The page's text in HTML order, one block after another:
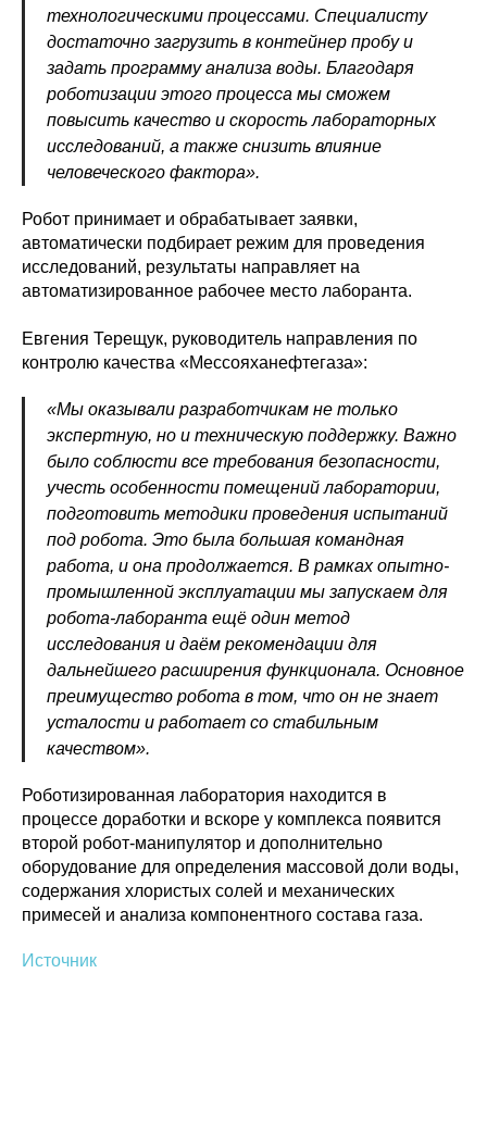
технологическими процессами. Специалисту
достаточно загрузить в контейнер пробу и
задать программу анализа воды. Благодаря
роботизации этого процесса мы сможем
повысить качество и скорость лабораторных
исследований, а также снизить влияние
человеческого фактора».
Робот принимает и обрабатывает заявки,
автоматически подбирает режим для проведения
исследований, результаты направляет на
автоматизированное рабочее место лаборанта.
Евгения Терещук, руководитель направления по
контролю качества «Мессояханефтегаза»:
«Мы оказывали разработчикам не только
экспертную, но и техническую поддержку. Важно
было соблюсти все требования безопасности,
учесть особенности помещений лаборатории,
подготовить методики проведения испытаний
под робота. Это была большая командная
работа, и она продолжается. В рамках опытно-
промышленной эксплуатации мы запускаем для
робота-лаборанта ещё один метод
исследования и даём рекомендации для
дальнейшего расширения функционала. Основное
преимущество робота в том, что он не знает
усталости и работает со стабильным
качеством».
Роботизированная лаборатория находится в
процессе доработки и вскоре у комплекса появится
второй робот-манипулятор и дополнительно
оборудование для определения массовой доли воды,
содержания хлористых солей и механических
примесей и анализа компонентного состава газа.
Источник
© 2015-2026 НАУРР. Все права защищены. При использовании материалов
ссылка на ROBOTUNION.RU — обязательна
При использовании материалов ссылка на ROBOTUNION.RU — обязательна